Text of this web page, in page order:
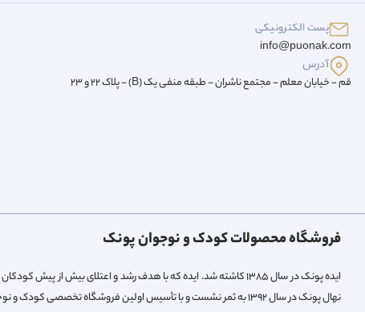
پست الکترونیکی
info@puonak.com
آدرس
قم - خیابان معلم - مجتمع ناشران - طبقه منفی یک (B) - پلاک 22 و 23
فروشگاه محصولات کودک و نوجوان پونک
ایده پونک در سال ۱۳۸۵ کاشته شد. ایده که با هدف رشد و اعتلای بیش
نهال پونک در سال ۱۳۹۲ به ثمر نشست و با تأسیس اولین فروشگاه تخصصی کودک و نوجوان میوه داد.